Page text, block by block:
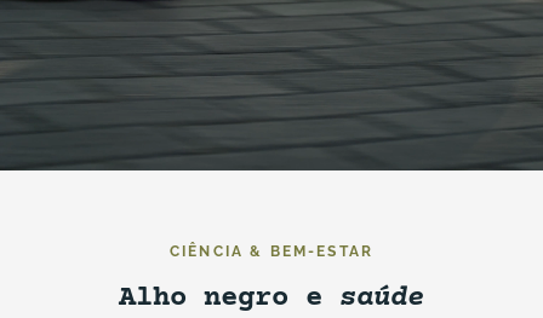
CIÊNCIA & BEM-ESTAR
Alho negro e saúde